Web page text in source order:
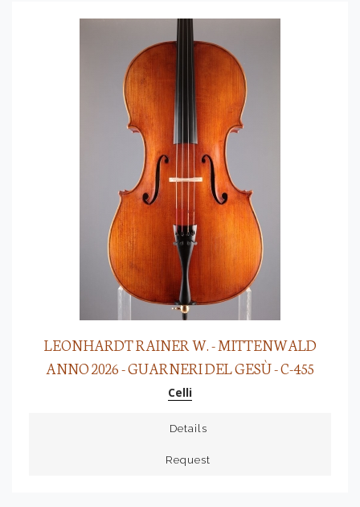
LEONHARDT RAINER W. - MITTENWALD
ANNO 2026 - GUARNERI DEL GESÙ - C-455
Celli
Details
Request